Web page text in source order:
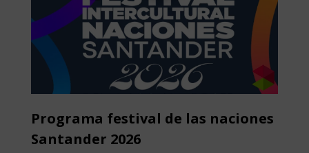
Programa festival de las naciones
Santander 2026